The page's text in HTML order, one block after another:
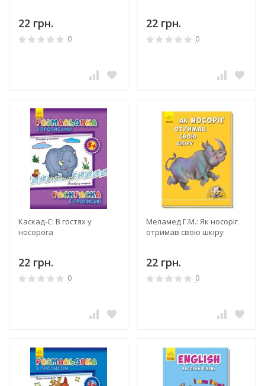
22 грн.
0
22 грн.
0
Каскад-С: В гостях у
носорога
22 грн.
0
Меламед Г.М.: Як носоріг
отримав свою шкіру
22 грн.
0